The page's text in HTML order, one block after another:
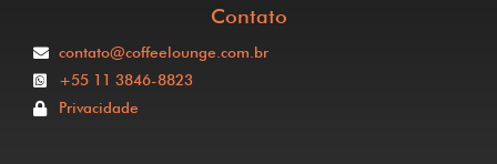
Contato
contato@coffeelounge.com.br
+55 11 3846-8823
Privacidade